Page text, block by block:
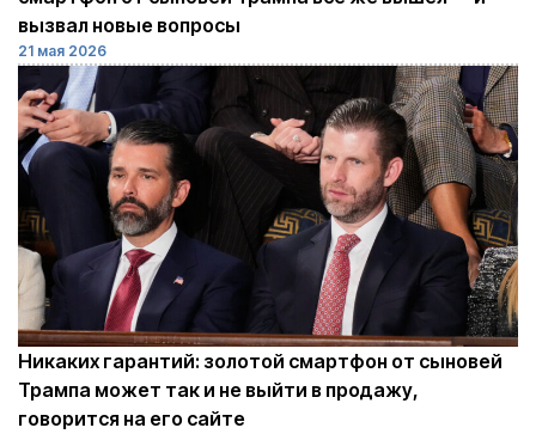
21 мая 2026
вызвал новые вопросы
Никаких гарантий: золотой смартфон от сыновей
Трампа может так и не выйти в продажу,
говорится на его сайте